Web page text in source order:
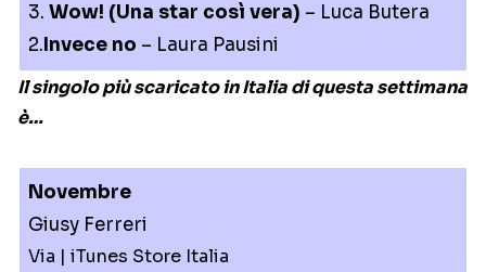
3. Wow! (Una star così vera) – Luca Butera
2. Invece no – Laura Pausini
Il singolo più scaricato in Italia di questa settimana
è…
Novembre
Giusy Ferreri
Via | iTunes Store Italia